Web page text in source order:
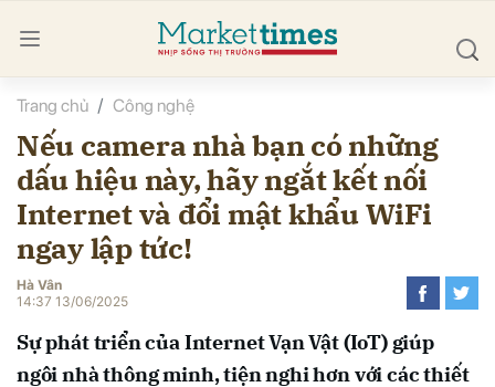
Trang chủ Công nghệ
Nếu camera nhà bạn có những
dấu hiệu này, hãy ngắt kết nối
Internet và đổi mật khẩu WiFi
ngay lập tức!
Hà Vân
14:37 13/06/2025
Sự phát triển của Internet Vạn Vật (IoT) giúp
ngôi nhà thông minh, tiện nghi hơn với các thiết
luận